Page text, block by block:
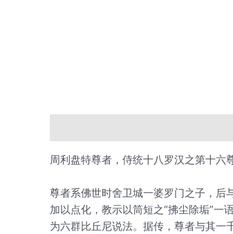
周利盘特尊者，侍统十八罗汉之第十六尊
尊者系佛世时舍卫城一婆罗门之子，后
加以点化，教示以筒短之“拂尘除垢”一
为六群比丘尼说法。据传，尊者与其一